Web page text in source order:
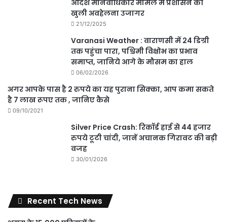
आदेश मानवाधिकार मामले में प्रशासन की
खुली अवहेलना उजागर
21/12/2025
Varanasi Weather : वाराणसी में 24 डिग्री
तक पहुंचा पारा, पश्चिमी विक्षोभ का प्रभाव
समाप्त, जानिये आगे के मौसम का हाल
06/02/2026
अगर आपके पास है 2 रुपये का यह पुराना सिक्का, आप कमा सकते
है 7 लाख रूपए तक , जानिए कैसे
09/10/2021
Silver Price Crash: रिकॉर्ड हाई से 44 हजार
रुपये टूटी चांदी, जानें अचानक गिरावट की बड़ी
वजह
30/01/2026
Recent Tech News